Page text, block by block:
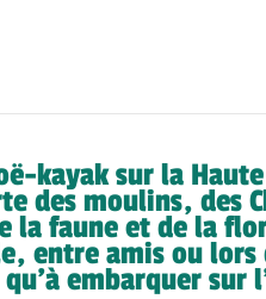
kayak sur la
des moulins, des
la faune et de la
entre amis ou lors
embarquer sur